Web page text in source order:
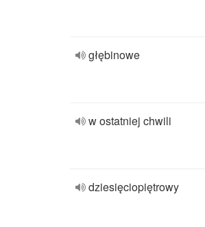
głębinowe
w ostatniej chwili
dziesięciopiętrowy